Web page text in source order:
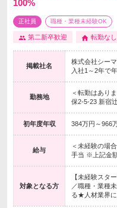
100%
正社員 職種・業種未経験OK
第二新卒歓迎 転勤なし
掲載社名
株式会社シー
入社1～2年で
勤務地
＜転勤はあり
保2-5-23 新宿
初年度年収 384万円～966
給与
＜未経験の場
手当 ※上記金
対象となる方
【未経験スタ
／職種・業種
る★人材業界